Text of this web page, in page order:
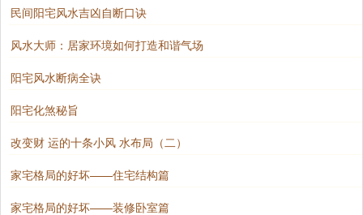
人健康运势的影响最明显；而且电脑显示器也会形成“暗
镜”，在风水有招致第三者的寓意，从而影响到人的感情
民间阳宅风水吉凶自断口诀
风水大师：居家环境如何打造和谐气场
阳宅风水断病全诀
阳宅化煞秘旨
改变财 运的十条小风 水布局（二）
家宅格局的好坏——住宅结构篇
家宅格局的好坏——装修卧室篇